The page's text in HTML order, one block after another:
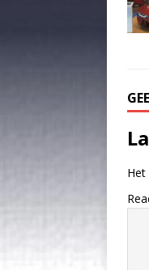
Het